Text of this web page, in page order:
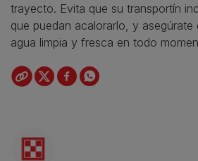
trayecto. Evita que su transportín
que puedan acalorarlo, y asegúrate
agua limpia y fresca en todo